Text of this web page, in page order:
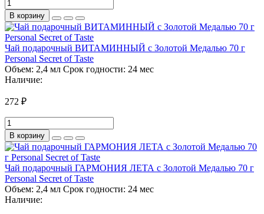
В корзину
Чай подарочный ВИТАМИННЫЙ с Золотой Медалью 70 г
Personal Secret of Taste
Объем: 2,4 мл Срок годности: 24 мес
Наличие:
272 ₽
В корзину
Чай подарочный ГАРМОНИЯ ЛЕТА с Золотой Медалью 70 г
Personal Secret of Taste
Объем: 2,4 мл Срок годности: 24 мес
Наличие: